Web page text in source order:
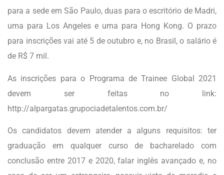
para a sede em São Paulo, duas para o escritório de Madri,
uma para Los Angeles e uma para Hong Kong. O prazo
para inscrições vai até 5 de outubro e, no Brasil, o salário é
de R$ 7 mil.
As inscrições para o Programa de Trainee Global 2021
devem ser feitas no link:
http://alpargatas.grupociadetalentos.com.br/
Os candidatos devem atender a alguns requisitos: ter
graduação em qualquer curso de bacharelado com
conclusão entre 2017 e 2020, falar inglês avançado e, no